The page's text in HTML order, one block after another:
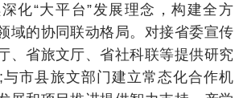
“大平台”发展理念，构建全方
域的协同联动格局。对接省委宣传
、省旅文厅、省社科联等提供研究
市县旅文部门建立常态化合作机